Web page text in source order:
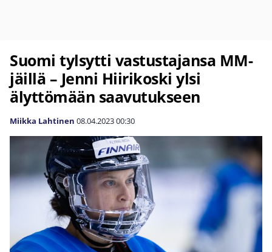
Suomi tylsytti vastustajansa MM-
jäillä – Jenni Hiirikoski ylsi
älyttömään saavutukseen
Miikka Lahtinen 08.04.202300:30